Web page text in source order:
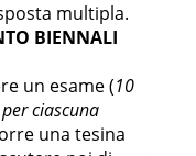
18
e
3
multipla.
BIENNALI
un esame (10
ciascuna
una tesina